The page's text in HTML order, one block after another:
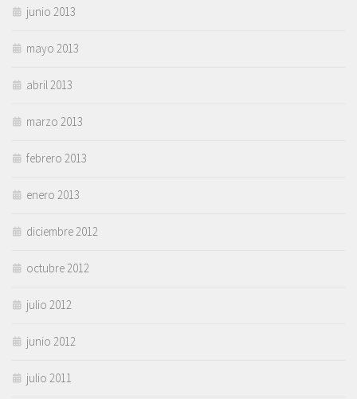
junio 2013
mayo 2013
abril 2013
marzo 2013
febrero 2013
enero 2013
diciembre 2012
octubre 2012
julio 2012
junio 2012
julio 2011